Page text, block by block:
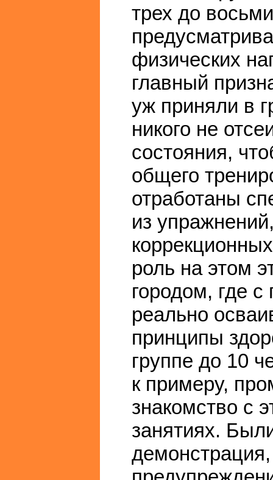
трех до
физических
главный
уж приняли в
никого не
состояния,
общего
отработаны
из
роль на этом
городом, где
реально
принципы
группе до 10
к примеру,
знакомство с
занятиях.
демонстрация,